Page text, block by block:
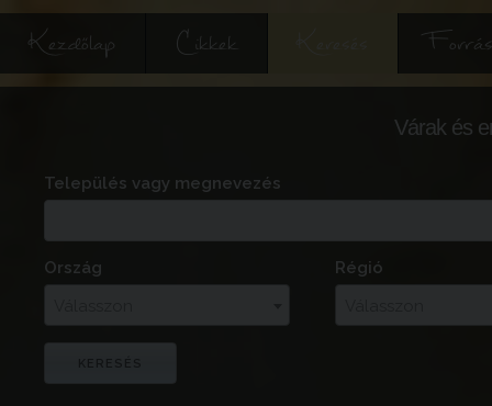
Kezdőlap Cikkek
Várak és
Település vagy megnevezés
Ország
Régió